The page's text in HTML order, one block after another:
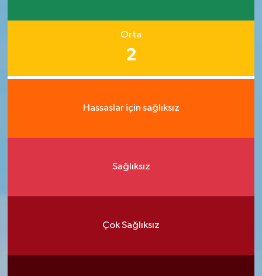
Orta
2
Hassaslar için sağlıksız
Sağlıksız
Çok Sağlıksız